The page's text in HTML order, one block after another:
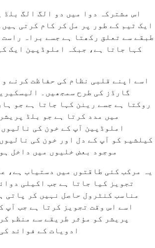
اس مشترکہ دوا میں دو الگ الگ بلڈ
ایک ٹیم کے طور پر مل کر کام کرتی
طبقے سے تعلق رکھتا ہے جسے براہ راست
کہا جاتا ہے، جبکہ املوڈپین ایک
اسے اپنے قلبی نظام کی حفاظت کرنے
گارڈز کی طرح سمجھیں۔
روکتا ہے جسے رینن کہا جاتا ہے جو
میں مدد کرتا ہے جو بلڈ
املوڈپین آپ کے خون کی
کیلشیم کو آپ کے دل اور خون کی
موجود بعض خلیوں میں داخل
یہ مرکب کئی طاقتوں میں دستیاب ہے،
تجویز کیا جاتا ہے جب اکیلی
مناسب کنٹرول حاصل نہیں کر پاتی
اسے اس وقت تجویز کرتا ہے جب آپ
پریشر کو مؤثر طریقے سے منظم
ادویات کے فوائد